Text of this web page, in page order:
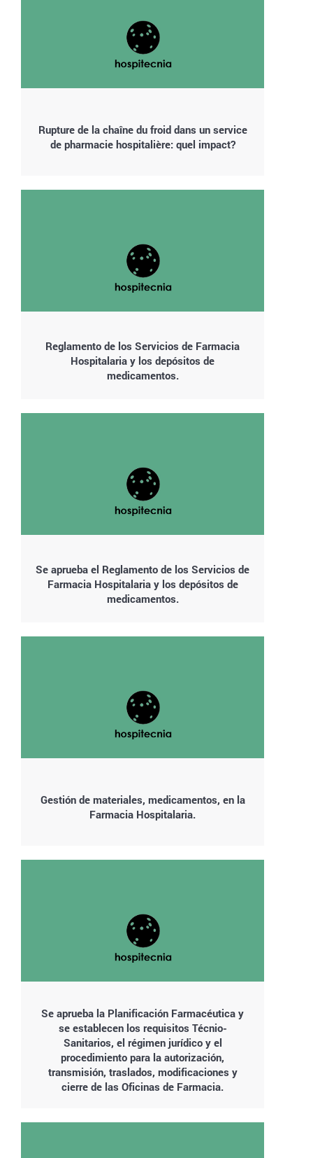
Rupture de la chaîne du froid dans un service
de pharmacie hospitalière: quel impact?
Reglamento de los Servicios de Farmacia
Hospitalaria y los depósitos de
medicamentos.
Se aprueba el Reglamento de los Servicios de
Farmacia Hospitalaria y los depósitos de
medicamentos.
Gestión de materiales, medicamentos, en la
Farmacia Hospitalaria.
Se aprueba la Planificación Farmacéutica y
se establecen los requisitos Técnio-
Sanitarios, el régimen jurídico y el
procedimiento para la autorización,
transmisión, traslados, modificaciones y
cierre de las Oficinas de Farmacia.